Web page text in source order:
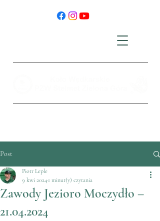
Post
Zawody Jezioro Moczydło –
21.04.2024
Piotr Leple
9 kwi 2024 1 minut(y) czytania